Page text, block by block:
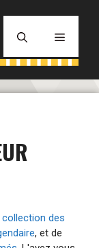
MENU
collection des
, et de